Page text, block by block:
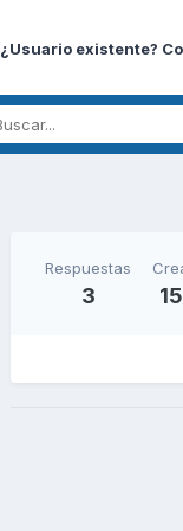
¿Usuario existente?
Respuestas
3